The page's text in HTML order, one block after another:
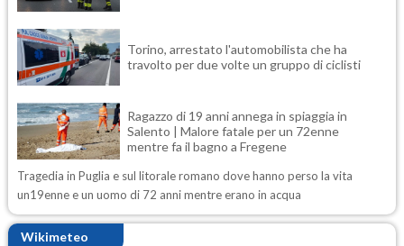
Torino, arrestato l'automobilista che ha
travolto per due volte un gruppo di ciclisti
Ragazzo di 19 anni annega in spiaggia in
Salento | Malore fatale per un 72enne
mentre fa il bagno a Fregene
Tragedia in Puglia e sul litorale romano dove hanno perso la vita
un19enne e un uomo di 72 anni mentre erano in acqua
Wikimeteo